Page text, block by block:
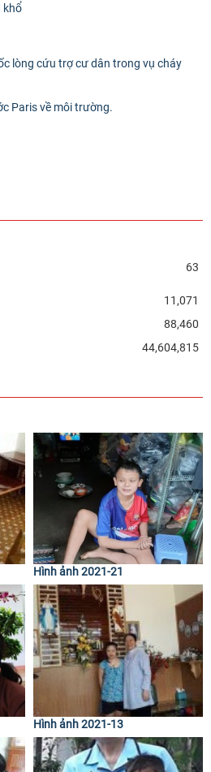
khổ
lòng cứu trợ cư dân trong vụ cháy
Paris về môi trường.
63
11,071
88,460
44,604,815
Hình ảnh 2021-21
Hình ảnh 2021-13